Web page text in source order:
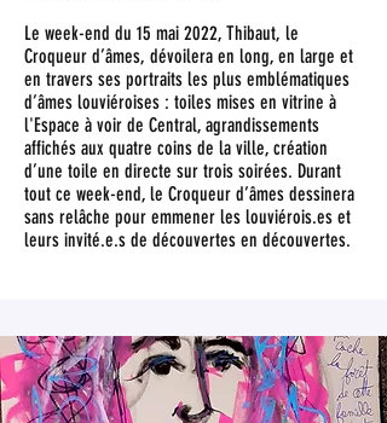
Le week-end du 15 mai 2022, Thibaut, le
Croqueur d’âmes, dévoilera en long, en large et
en travers ses portraits les plus emblématiques
d’âmes louviéroises : toiles mises en vitrine à
l'Espace à voir de Central, agrandissements
affichés aux quatre coins de la ville, création
d’une toile en directe sur trois soirées. Durant
tout ce week-end, le Croqueur d’âmes dessinera
sans relâche pour emmener les louviérois.es et
leurs invité.e.s de découvertes en découvertes.